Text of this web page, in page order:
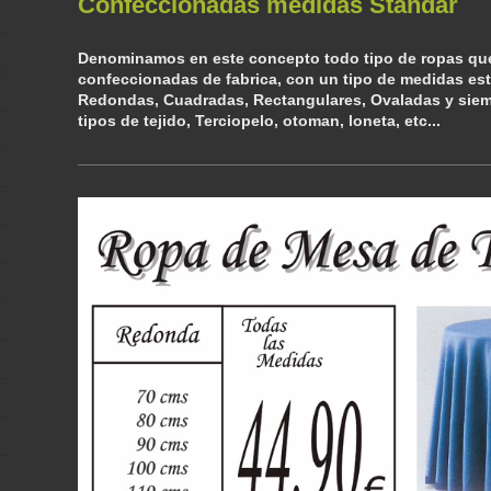
Denominamos en este concepto todo tipo de ropas
confeccionadas de fabrica, con un tipo de medidas
Redondas, Cuadradas, Rectangulares, Ovaladas y
tipos de tejido, Terciopelo, otoman, loneta, etc...